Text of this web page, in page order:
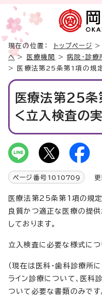
現在の位置： トップページ >
へ> 医療機関 >病院・診療
> 医療法第25条第1項の規
医療法第25条
く立入検査の
ページ番号 1010709 更
医療法第25条第1項の規定
良質かつ適正な医療の提
しております。
立入検査に必要な様式につ
（現在は医科・歯科診療所
ライン診療について、医科
ついて必要な書類のみです